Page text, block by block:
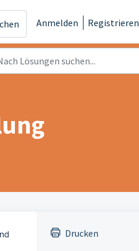
Anmelden Registrieren
Drucken